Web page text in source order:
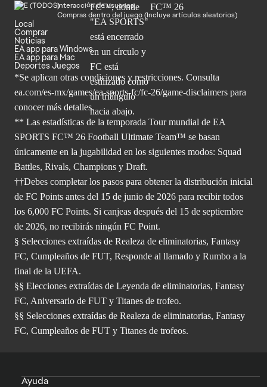
Interacción de usuarios
Compras dentro del juego (Incluye artículos aleatorios)
Local
Comprar
Noticias
EA app para Windows
EA app para Mac
Deportes Juegos
*Se aplican otras condiciones y restricciones. Consulta
ea.com/es-mx/games/ea-sports-fc/fc-26/game-disclaimers para
conocer más detalles.
** Las estadísticas de la temporada Tour mundial de EA
SPORTS FC™ 26 Football Ultimate Team™ se basan
únicamente en la jugabilidad en los siguientes modos: Squad
Battles, Rivals, Champions y Draft.
††Debes completar los pasos para obtener la distribución inicial
de FC Points antes del 15 de junio de 2026 para recibir todos
los 6,000 FC Points. Si canjeas después del 15 de septiembre
de 2026, no recibirás ningún FC Point.
§ Selecciones extraídas de Realeza de eliminatorias, Fantasy
FC, Cumpleaños de FUT, Responde al llamado y Rumbo a la
final de la UEFA.
§§ Elecciones extraídas de Leyenda de eliminatorias, Fantasy
FC, Aniversario de FUT y Titanes de trofeo.
§§ Selecciones extraídas de Realeza de eliminatorias, Fantasy
FC, Cumpleaños de FUT y Titanes de trofeos.
Ayuda